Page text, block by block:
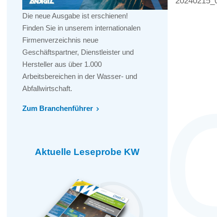
Die neue Ausgabe ist erschienen!
Finden Sie in unserem internationalen
Firmenverzeichnis neue
Geschäftspartner, Dienstleister und
Hersteller aus über 1.000
Arbeitsbereichen in der Wasser- und
Abfallwirtschaft.
Zum Branchenführer
Aktuelle Leseprobe KW